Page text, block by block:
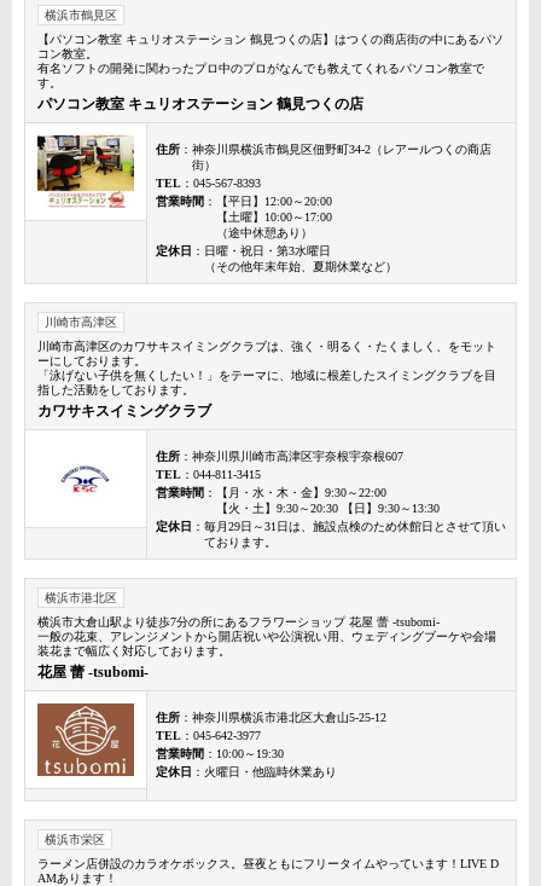
横浜市鶴見区
【パソコン教室 キュリオステーション 鶴見つくの店】はつくの商店街の中にあるパソ
コン教室。
有名ソフトの開発に関わったプロ中のプロがなんでも教えてくれるパソコン教室で
す。
パソコン教室 キュリオステーション 鶴見つくの店
住所 ：神奈川県横浜市鶴見区佃野町34-2（レアールつくの商店
街）
TEL ：045-567-8393
営業時間 ：【平日】12:00～20:00
【土曜】10:00～17:00
（途中休憩あり）
定休日 ：日曜・祝日・第3水曜日
（その他年末年始、夏期休業など）
川崎市高津区
川崎市高津区のカワサキスイミングクラブは、強く・明るく・たくましく、をモット
ーにしております。
「泳げない子供を無くしたい！」をテーマに、地域に根差したスイミングクラブを目
指した活動をしております。
カワサキスイミングクラブ
住所 ：神奈川県川崎市高津区宇奈根宇奈根607
TEL ：044-811-3415
営業時間 ：【月・水・木・金】9:30～22:00
【火・土】9:30～20:30 【日】9:30～13:30
定休日 ：毎月29日～31日は、施設点検のため休館日とさせて頂い
ております。
横浜市港北区
横浜市大倉山駅より徒歩7分の所にあるフラワーショップ 花屋 蕾 -tsubomi-
一般の花束、アレンジメントから開店祝いや公演祝い用、ウェディングブーケや会場
装花まで幅広く対応しております。
花屋 蕾 -tsubomi-
住所 ：神奈川県横浜市港北区大倉山5-25-12
TEL ：045-642-3977
営業時間 ：10:00～19:30
定休日 ：火曜日・他臨時休業あり
横浜市栄区
ラーメン店併設のカラオケボックス。昼夜ともにフリータイムやっています！LIVE D
AMあります！